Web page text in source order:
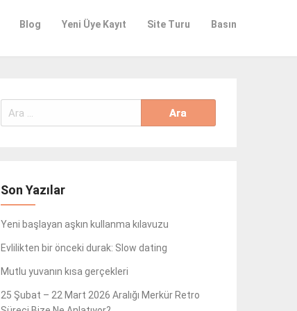
Blog Yeni Üye Kayıt Site Turu Basın
Arama:
Son Yazılar
Yeni başlayan aşkın kullanma kılavuzu
Evlilikten bir önceki durak: Slow dating
Mutlu yuvanın kısa gerçekleri
25 Şubat – 22 Mart 2026 Aralığı Merkür Retro